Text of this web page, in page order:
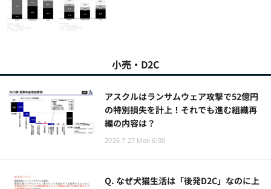
小売・D2C
アスクルはランサムウェア攻撃で52億円
の特別損失を計上！それでも進む組織再
編の内容は？
2026.7.27 Mon 6:00
Q. なぜ犬猫生活は「後発D2C」なのに上